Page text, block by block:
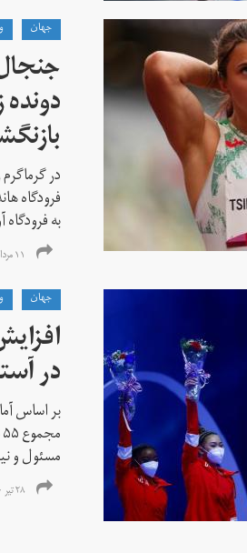
جهان
در
فرودگاه
به
۱۱ مرداد ۱۴۰۰
جهان
در
بر اساس
مسئول و
۲۸ تیر ۱۴۰۰